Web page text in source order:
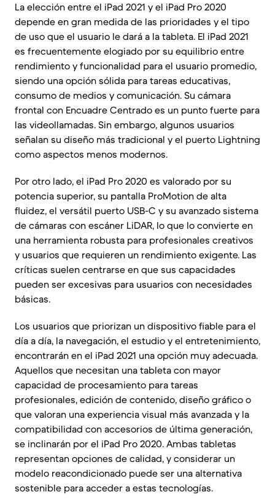
La elección entre el iPad 2021 y el iPad Pro 2020
depende en gran medida de las prioridades y el tipo
de uso que el usuario le dará a la tableta. El iPad 2021
es frecuentemente elogiado por su equilibrio entre
rendimiento y funcionalidad para el usuario promedio,
siendo una opción sólida para tareas educativas,
consumo de medios y comunicación. Su cámara
frontal con Encuadre Centrado es un punto fuerte para
las videollamadas. Sin embargo, algunos usuarios
señalan su diseño más tradicional y el puerto Lightning
como aspectos menos modernos.
Por otro lado, el iPad Pro 2020 es valorado por su
potencia superior, su pantalla ProMotion de alta
fluidez, el versátil puerto USB-C y su avanzado sistema
de cámaras con escáner LiDAR, lo que lo convierte en
una herramienta robusta para profesionales creativos
y usuarios que requieren un rendimiento exigente. Las
críticas suelen centrarse en que sus capacidades
pueden ser excesivas para usuarios con necesidades
básicas.
Los usuarios que priorizan un dispositivo fiable para el
día a día, la navegación, el estudio y el entretenimiento,
encontrarán en el iPad 2021 una opción muy adecuada.
Aquellos que necesitan una tableta con mayor
capacidad de procesamiento para tareas
profesionales, edición de contenido, diseño gráfico o
que valoran una experiencia visual más avanzada y la
compatibilidad con accesorios de última generación,
se inclinarán por el iPad Pro 2020. Ambas tabletas
representan opciones de calidad, y considerar un
modelo reacondicionado puede ser una alternativa
sostenible para acceder a estas tecnologías.